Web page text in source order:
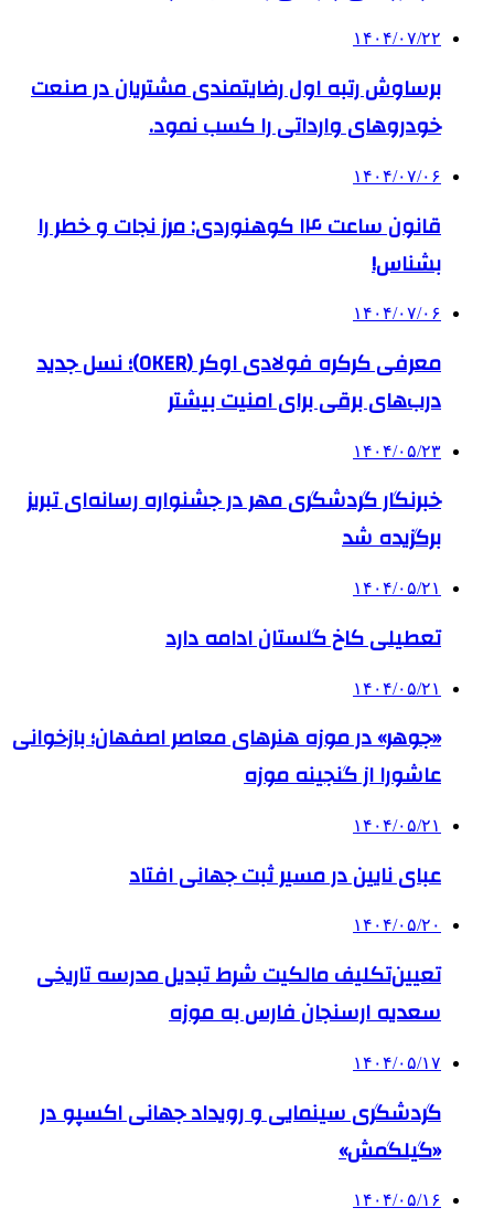
۱۴۰۴/۰۷/۲۲
برساوش رتبه اول رضایتمندی مشتریان در صنعت
خودروهای وارداتی را کسب نمود.
۱۴۰۴/۰۷/۰۶
قانون ساعت ۱۴ کوهنوردی: مرز نجات و خطر را
بشناس!
۱۴۰۴/۰۷/۰۶
معرفی کرکره فولادی اوکر (OKER)؛ نسل جدید
درب‌های برقی برای امنیت بیشتر
۱۴۰۴/۰۵/۲۳
خبرنگار گردشگری مهر در جشنواره رسانه‌ای تبریز
برگزیده شد
۱۴۰۴/۰۵/۲۱
تعطیلی کاخ گلستان ادامه دارد
۱۴۰۴/۰۵/۲۱
«جوهر» در موزه هنرهای معاصر اصفهان؛ بازخوانی
عاشورا از گنجینه موزه
۱۴۰۴/۰۵/۲۱
عبای نایین در مسیر ثبت جهانی افتاد
۱۴۰۴/۰۵/۲۰
تعیین‌تکلیف مالکیت شرط تبدیل مدرسه تاریخی
سعدیه ارسنجان فارس به موزه
۱۴۰۴/۰۵/۱۷
گردشگری سینمایی و رویداد جهانی اکسپو در
«گیلگمش»
۱۴۰۴/۰۵/۱۶